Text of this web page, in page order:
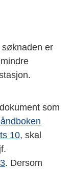
søknaden er
som
10, skal
. Dersom